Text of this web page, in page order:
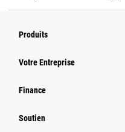
Produits
Votre Entreprise
Finance
Soutien